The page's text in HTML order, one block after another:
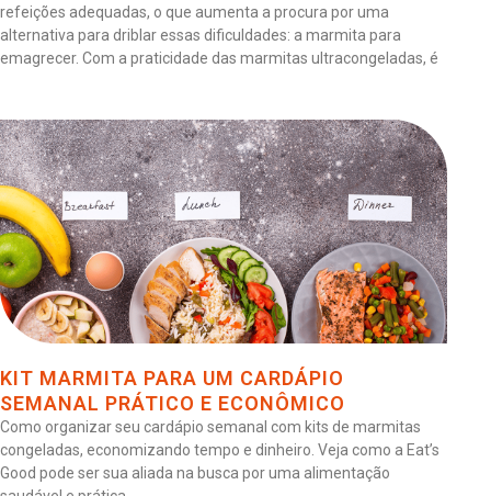
refeições adequadas, o que aumenta a procura por uma
alternativa para driblar essas dificuldades: a marmita para
emagrecer. Com a praticidade das marmitas ultracongeladas, é
KIT MARMITA PARA UM CARDÁPIO
SEMANAL PRÁTICO E ECONÔMICO
Como organizar seu cardápio semanal com kits de marmitas
congeladas, economizando tempo e dinheiro. Veja como a Eat’s
Good pode ser sua aliada na busca por uma alimentação